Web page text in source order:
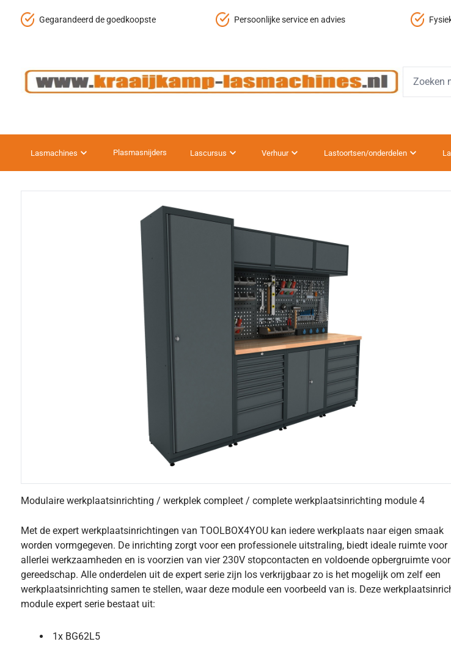
Gegarandeerd de goedkoopste Persoonlijke service en advies
Lasmachines Plasmasnijders Lascursus Verhuur Lastoortsen/onderdelen
Modulaire werkplaatsinrichting / werkplek compleet / complete werkplaatsinrichting module 4
Met de expert werkplaatsinrichtingen van TOOLBOX4YOU kan iedere werkplaats naar eigen smaak
worden vormgegeven. De inrichting zorgt voor een professionele uitstraling, biedt ideale ruimte voor
allerlei werkzaamheden en is voorzien van vier 230V stopcontacten en voldoende opbergruimte voor
gereedschap. Alle onderdelen uit de expert serie zijn los verkrijgbaar zo is het mogelijk om zelf een
werkplaatsinrichting samen te stellen, waar deze module een voorbeeld van is. Deze
module expert serie bestaat uit:
1x BG62L5